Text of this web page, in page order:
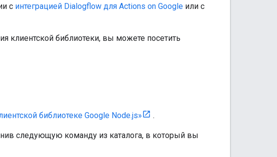
с интеграцией Dialogflow для Actions on Google или с
клиентской библиотеки, вы можете посетить
библиотеке Google Node.js» .
следующую команду из каталога, в который вы